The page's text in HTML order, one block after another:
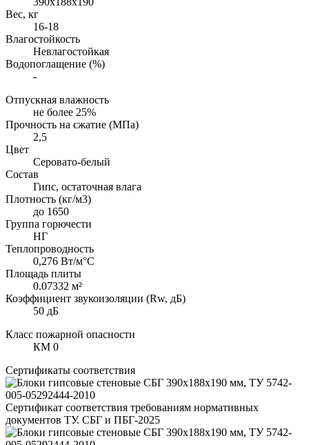
Вес, кг
16-18
Влагостойкость
Невлагостойкая
Водопоглащение (%)
-
Отпускная влажность
не более 25%
Прочность на сжатие (МПа)
2,5
Цвет
Серовато-белый
Состав
Гипс, остаточная влага
Плотность (кг/м3)
до 1650
Группа горючести
НГ
Теплопроводность
0,276 Вт/м°С
Площадь плиты
0.07332 м²
Коэффициент звукоизоляции (Rw, дБ)
50 дБ
Класс пожарной опасности
КМ 0
Сертификаты соответствия
Сертификат соответствия требованиям нормативных
документов ТУ. СБГ и ПБГ-2025